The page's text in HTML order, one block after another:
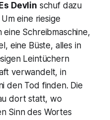
Devlin schuf dazu
eine riesige
Schreibmaschine,
eine Büste, alles in
Leintüchern
verwandelt, in
den Tod finden. Die
dort statt, wo
Sinn des Wortes